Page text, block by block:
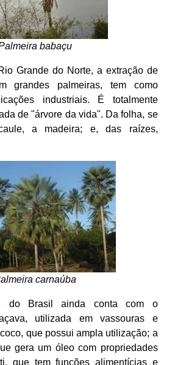
babaçu
Grande do Norte, a extração de
grandes palmeiras, tem como
industriais. É totalmente
de "árvore da vida". Da folha, se
a madeira; e, das raízes,
carnaúba
do Brasil ainda conta com o
utilizada em vassouras e
que possui ampla utilização; a
gera um óleo com propriedades
que tem funções alimentícias e